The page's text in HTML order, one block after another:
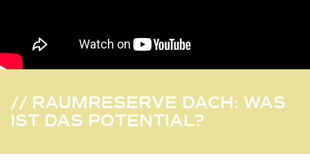
// RAUMRESERVE DACH: WAS
IST DAS POTENTIAL?